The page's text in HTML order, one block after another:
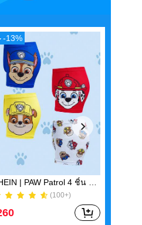
-13%
(100+)